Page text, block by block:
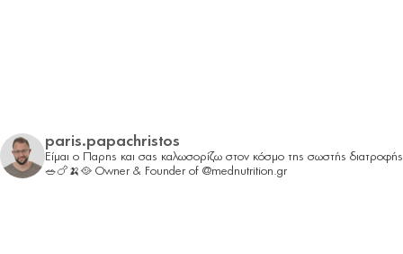
paris.papachristos
Είμαι ο Παρης και σας καλωσορίζω στον κόσμο της σωστής διατροφής
🥗🍗🍌🥘 Owner & Founder of @mednutrition.gr